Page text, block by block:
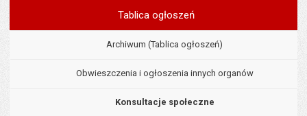
Tablica ogłoszeń
Archiwum (Tablica ogłoszeń)
Obwieszczenia i ogłoszenia innych organów
Konsultacje społeczne